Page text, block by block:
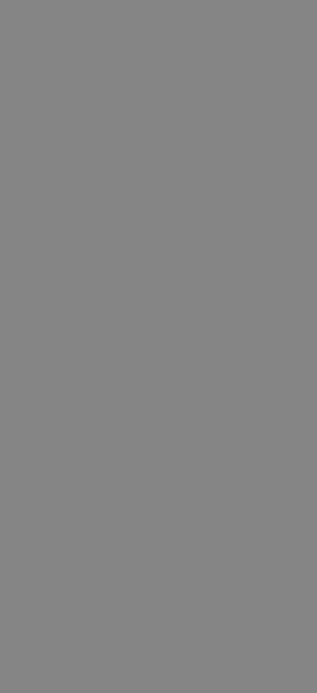
bắt khách dọc đường, chỉ hỗ trợ đón tại
giá thấp nhất tại
của nhà xe này,